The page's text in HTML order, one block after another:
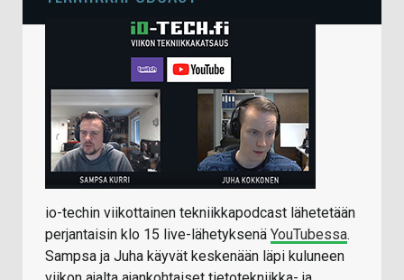
io-techin viikottainen tekniikkapodcast lähetetään
perjantaisin klo 15 live-lähetyksenä YouTubessa.
Sampsa ja Juha käyvät keskenään läpi kuluneen